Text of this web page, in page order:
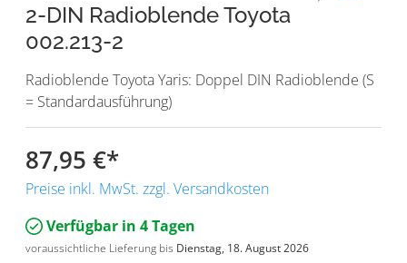
2-DIN Radioblende Toyota
002.213-2
Radioblende Toyota Yaris: Doppel DIN Radioblende (S
= Standardausführung)
87,95 €*
Preise inkl. MwSt. zzgl. Versandkosten
Verfügbar in 4 Tagen
voraussichtliche Lieferung bis Dienstag, 18. August 2026